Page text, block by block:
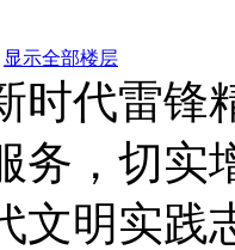
显示全部楼层
时代雷锋
务，切实
文明实践